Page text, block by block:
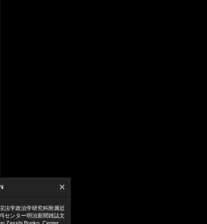
×
法学政治学研究科附属近
センター明治新聞雑誌文